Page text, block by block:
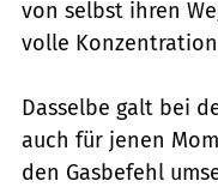
von selbst ihren
volle
Dasselbe galt bei
auch für jenen
den Gasbefehl